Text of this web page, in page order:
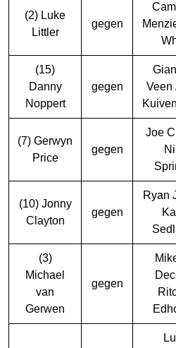
(2) Luke
Littler
gegen
(15)
Danny
Noppert
gegen
Veen
(7) Gerwyn
Price
gegen
Joe
(10) Jonny
Clayton
gegen
Ryan
(3)
Michael
van
Gerwen
gegen